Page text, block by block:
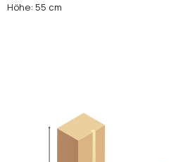
Höhe: 55 cm